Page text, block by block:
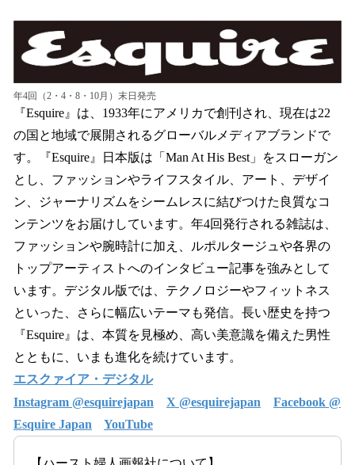
年4回（2・4・8・10月）末日発売
『Esquire』は、1933年にアメリカで創刊され、現在は22
の国と地域で展開されるグローバルメディアブランドで
す。『Esquire』日本版は「Man At His Best」をスローガン
とし、ファッションやライフスタイル、アート、デザイ
ン、ジャーナリズムをシームレスに結びつけた良質なコ
ンテンツをお届けしています。年4回発行される雑誌は、
ファッションや腕時計に加え、ルポルタージュや各界の
トップアーティストへのインタビュー記事を強みとして
います。デジタル版では、テクノロジーやフィットネス
といった、さらに幅広いテーマも発信。長い歴史を持つ
『Esquire』は、本質を見極め、高い美意識を備えた男性
とともに、いまも進化を続けています。
エスクァイア・デジタル
Instagram @esquirejapan
X @esquirejapan
Facebook @
Esquire Japan
YouTube